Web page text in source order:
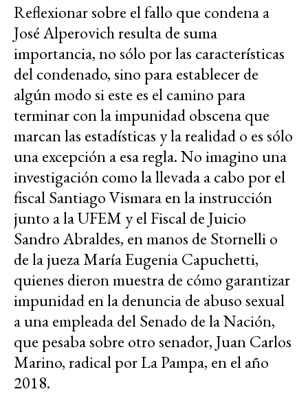
Reflexionar sobre el fallo que condena a
José Alperovich resulta de suma
importancia, no sólo por las características
del condenado, sino para establecer de
algún modo si este es el camino para
terminar con la impunidad obscena que
marcan las estadísticas y la realidad o es sólo
una excepción a esa regla. No imagino una
investigación como la llevada a cabo por el
fiscal Santiago Vismara en la instrucción
junto a la UFEM y el Fiscal de Juicio
Sandro Abraldes, en manos de Stornelli o
de la jueza María Eugenia Capuchetti,
quienes dieron muestra de cómo garantizar
impunidad en la denuncia de abuso sexual
a una empleada del Senado de la Nación,
que pesaba sobre otro senador, Juan Carlos
Marino, radical por La Pampa, en el año
2018.